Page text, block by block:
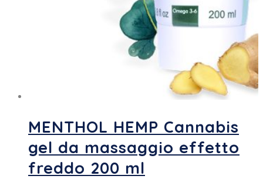
MENTHOL HEMP Cannabis
gel da massaggio effetto
freddo 200 ml